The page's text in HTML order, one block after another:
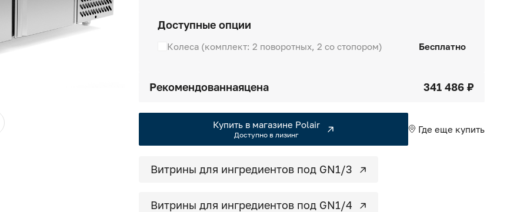
Доступные опции
Колеса (комплект: 2 поворотных, 2 со стопором) Бесплатно
Рекомендованнаяцена 341 486 ₽
Купить в магазине Polair
Доступно в лизинг
Где еще купить
Витрины для ингредиентов под GN1/3
Витрины для ингредиентов под GN1/4